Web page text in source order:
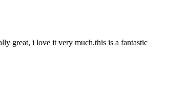
great, i love it very much.this is a fantastic